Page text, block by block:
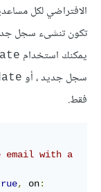
الافتراضي لكل
تكون تنشىء سجل
يمكنك استخدام
سجل جديد ، أو
فقط.
email with a
, on: